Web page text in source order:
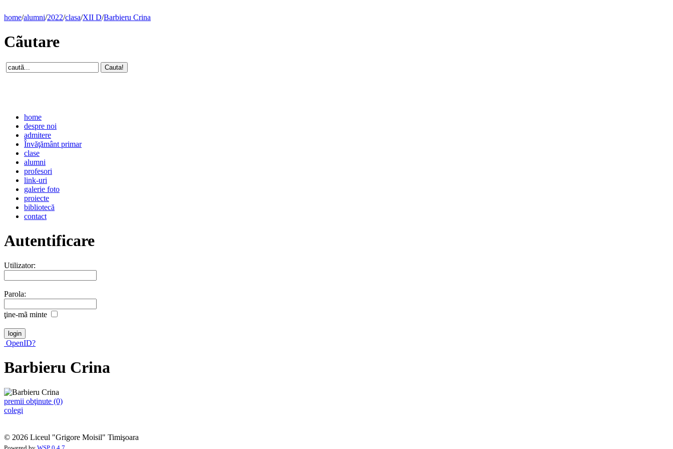
home/alumni/2022/clasa/XII D/Barbieru Crina
Cãutare
home
despre noi
admitere
Învăţământ primar
clase
alumni
profesori
link-uri
galerie foto
proiecte
bibliotecă
contact
Autentificare
Utilizator:
Parola:
ţine-mã minte
OpenID?
Barbieru Crina
premii obţinute (0)
colegi
© 2026 Liceul "Grigore Moisil" Timişoara